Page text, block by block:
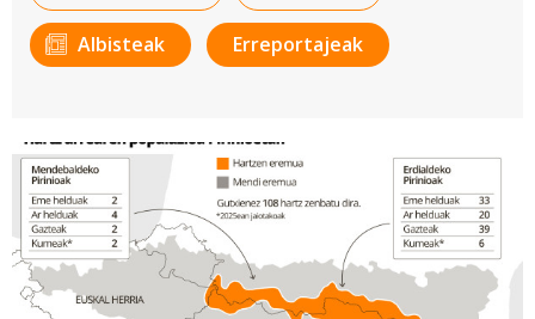
Albisteak Erreportajeak